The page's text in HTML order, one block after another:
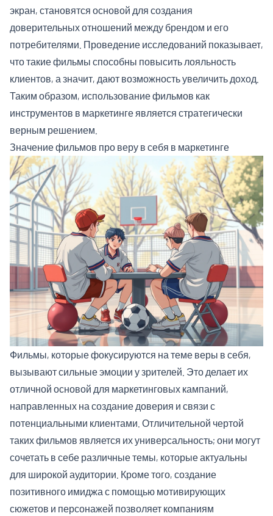
экран, становятся основой для создания
доверительных отношений между брендом и его
потребителями. Проведение исследований показывает,
что такие фильмы способны повысить лояльность
клиентов, а значит, дают возможность увеличить доход.
Таким образом, использование фильмов как
инструментов в маркетинге является стратегически
верным решением.
Значение фильмов про веру в себя в маркетинге
Фильмы, которые фокусируются на теме веры в себя,
вызывают сильные эмоции у зрителей. Это делает их
отличной основой для маркетинговых кампаний,
направленных на создание доверия и связи с
потенциальными клиентами. Отличительной чертой
таких фильмов является их универсальность; они могут
сочетать в себе различные темы, которые актуальны
для широкой аудитории. Кроме того, создание
позитивного имиджа с помощью мотивирующих
сюжетов и персонажей позволяет компаниям